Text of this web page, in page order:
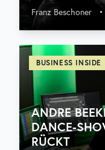
Franz Beschoner •
BUSINESS INSIDE
ANDRE
DANCE-
RÜCKT